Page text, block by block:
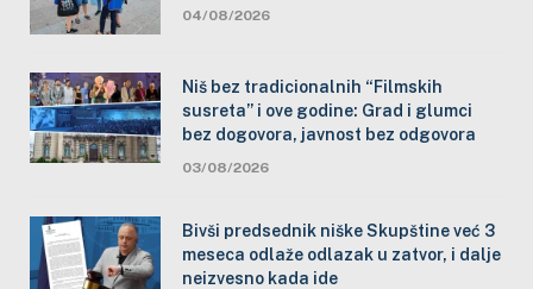
04/08/2026
Niš bez tradicionalnih “Filmskih
susreta” i ove godine: Grad i glumci
bez dogovora, javnost bez odgovora
03/08/2026
Bivši predsednik niške Skupštine već 3
meseca odlaže odlazak u zatvor, i dalje
neizvesno kada ide